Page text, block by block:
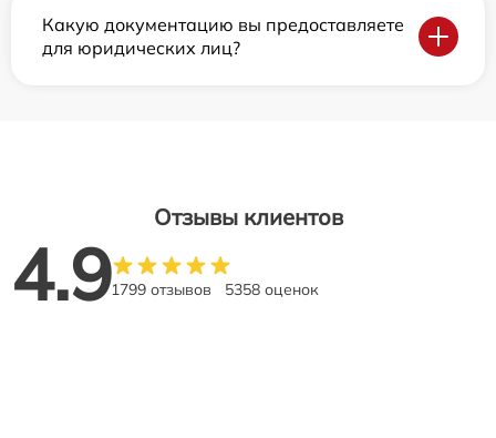
Какую документацию вы предоставляете
для юридических лиц?
Отзывы клиентов
4.91799 отзывов 5358 оценок